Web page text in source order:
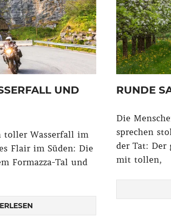
UND
toller Wasserfall im
Flair im Süden: Die
Formazza-Tal und
RUNDE
Die
sprechen
der Tat: Der
mit tollen,